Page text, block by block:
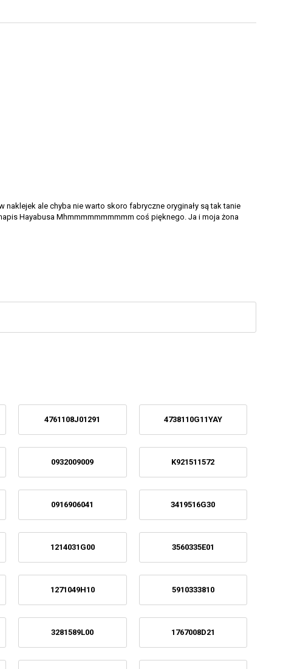
ale chyba nie warto skoro fabryczne oryginały są tak tanie
Hayabusa Mhmmmmmmmmmm coś pięknego. Ja i moja żona
4761108J01291 4738110G11YAY
0932009009 K921511572
0916906041 3419516G30
1214031G00 3560335E01
1271049H10 5910333810
3281589L00 1767008D21